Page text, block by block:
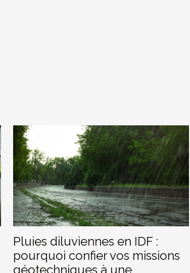
Pluies diluviennes en IDF :
pourquoi confier vos missions
géotechniques à une